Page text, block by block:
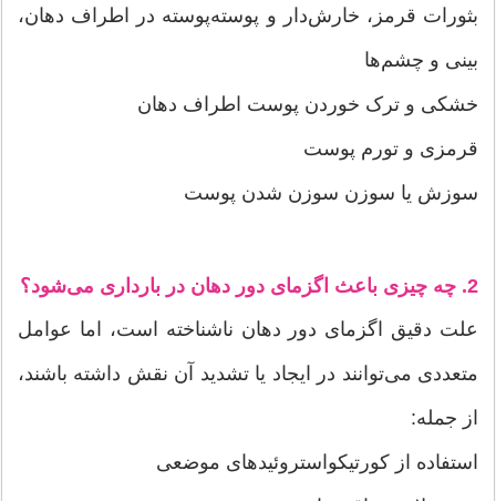
بثورات قرمز، خارش‌دار و پوسته‌پوسته در اطراف دهان،
بینی و چشم‌ها
خشکی و ترک خوردن پوست اطراف دهان
قرمزی و تورم پوست
سوزش یا سوزن سوزن شدن پوست
2. چه چیزی باعث اگزمای دور دهان در بارداری می‌شود؟
علت دقیق اگزمای دور دهان ناشناخته است، اما عوامل
متعددی می‌توانند در ایجاد یا تشدید آن نقش داشته باشند،
از جمله:
استفاده از کورتیکواستروئیدهای موضعی